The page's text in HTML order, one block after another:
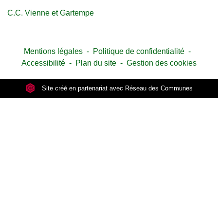
C.C. Vienne et Gartempe
Mentions légales - Politique de confidentialité -
Accessibilité - Plan du site - Gestion des cookies
Site créé en partenariat avec Réseau des Communes